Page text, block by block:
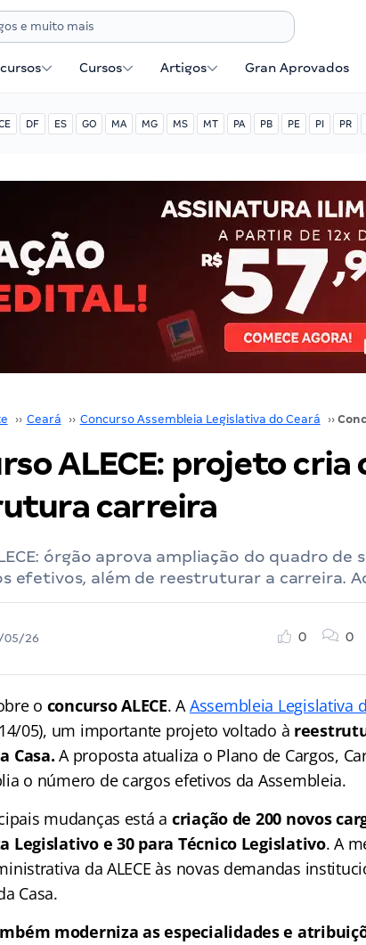
Cursos Artigos Gran Aprovados
DF ES GO MA MG MS MT PA PB PE PI PR
›› Ceará ›› Concurso Assembleia Legislativa do Ceará ››
ALECE: projeto cria
carreira
órgão aprova ampliação do quadro de
efetivos, além de reestruturar a carreira.
05/26
0 0
o concurso ALECE. AAssembleia Legislativa
05), um importante projeto voltado à
Casa. A proposta atualiza o Plano de Cargos,
o número de cargos efetivos da Assembleia.
mudanças está a criação de 200 novos
Legislativo e 30 para Técnico Legislativo. A
da ALECE às novas demandas
Casa.
moderniza as especialidades e